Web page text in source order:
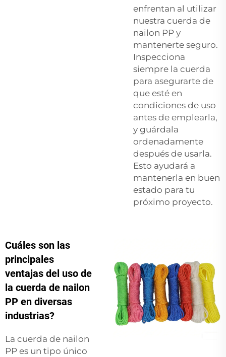
enfrentan al utilizar
nuestra cuerda de
nailon PP y
mantenerte seguro.
Inspecciona
siempre la cuerda
para asegurarte de
que esté en
condiciones de uso
antes de emplearla,
y guárdala
ordenadamente
después de usarla.
Esto ayudará a
mantenerla en buen
estado para tu
próximo proyecto.
Cuáles son las
principales
ventajas del uso de
la cuerda de nailon
PP en diversas
industrias?
La cuerda de nailon
PP es un tipo único